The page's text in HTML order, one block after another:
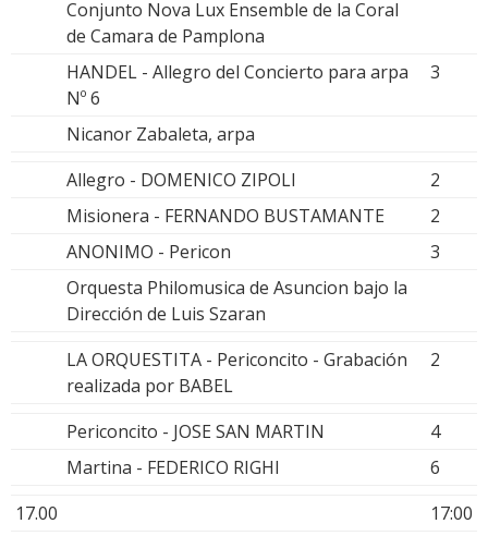
Conjunto Nova Lux Ensemble de la Coral
de Camara de Pamplona
HANDEL - Allegro del Concierto para arpa
Nº 6
3
Nicanor Zabaleta, arpa
Allegro - DOMENICO ZIPOLI
2
Misionera - FERNANDO BUSTAMANTE
2
ANONIMO - Pericon
3
Orquesta Philomusica de Asuncion bajo la
Dirección de Luis Szaran
LA ORQUESTITA - Periconcito - Grabación
realizada por BABEL
2
Periconcito - JOSE SAN MARTIN
4
Martina - FEDERICO RIGHI
6
17.00
17:00